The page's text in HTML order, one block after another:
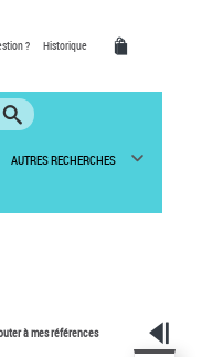
? Historique
AUTRES RECHERCHES
à mes références